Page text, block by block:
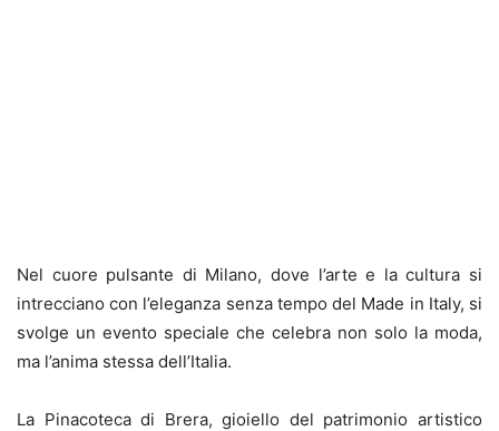
Nel cuore pulsante di Milano, dove l’arte e la cultura si
intrecciano con l’eleganza senza tempo del Made in Italy, si
svolge un evento speciale che celebra non solo la moda,
ma l’anima stessa dell’Italia.
La Pinacoteca di Brera, gioiello del patrimonio artistico